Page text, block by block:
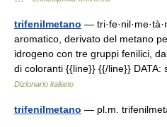
trifenilmetano —
aromatico, derivato del metano
idrogeno con tre gruppi fenilici,
di coloranti {{line}} {{/line}}
Dizionario italiano
trifenilmetano — pl.m.